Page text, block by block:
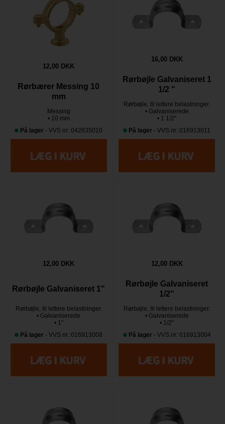
12,00 DKK
Rørbærer Messing 10
mm
Messing
• 10 mm
På lager - VVS nr: 042835010
16,00 DKK
Rørbøjle Galvaniseret 1
1/2 "
Rørbøjle, til lettere belastninger.
• Galvaniserede
• 1 1/2"
På lager - VVS nr: 016913011
12,00 DKK
Rørbøjle Galvaniseret 1"
Rørbøjle, til lettere belastninger.
• Galvaniserede
• 1"
På lager - VVS nr: 016913008
12,00 DKK
Rørbøjle Galvaniseret
1/2"
Rørbøjle, til lettere belastninger.
• Galvaniserede
• 1/2"
På lager - VVS nr: 016913004